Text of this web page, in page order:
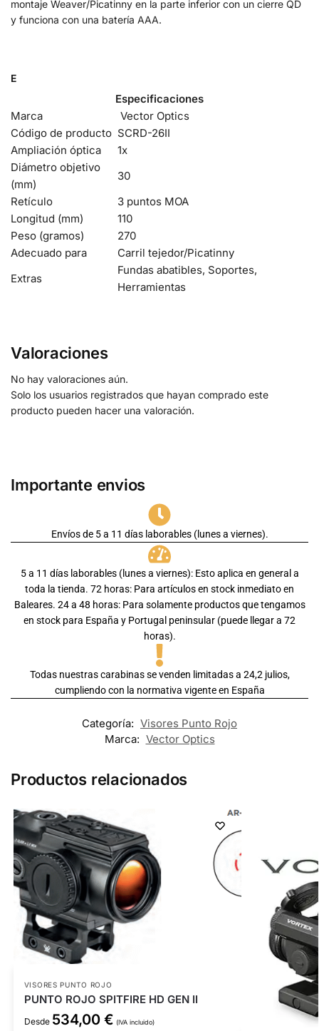
montaje Weaver/Picatinny en la parte inferior con un cierre QD
y funciona con una batería AAA.
E
Especificaciones
Marca
Vector Optics
Código de producto SCRD-26II
Ampliación óptica
1x
Diámetro objetivo
(mm)
30
Retículo
3 puntos MOA
Longitud (mm)
110
Peso (gramos)
270
Adecuado para
Carril tejedor/Picatinny
Extras
Fundas abatibles, Soportes,
Herramientas
Valoraciones
No hay valoraciones aún.
Solo los usuarios registrados que hayan comprado este
producto pueden hacer una valoración.
Importante envios
Envíos de 5 a 11 días laborables (lunes a viernes).
5 a 11 días laborables (lunes a viernes): Esto aplica en general a
toda la tienda. 72 horas: Para artículos en stock inmediato en
Baleares. 24 a 48 horas: Para solamente productos que tengamos
en stock para España y Portugal peninsular (puede llegar a 72
horas).
Todas nuestras carabinas se venden limitadas a 24,2 julios,
cumpliendo con la normativa vigente en España
Categoría: Visores Punto Rojo
Marca: Vector Optics
Productos relacionados
VISORES PUNTO ROJO
PUNTO ROJO SPITFIRE HD GEN II
Desde 534,00 € (IVA incluido)